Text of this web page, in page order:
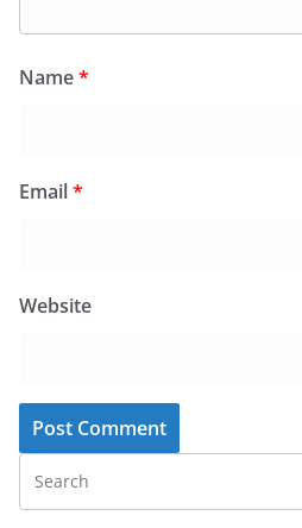
Name*
Email*
Website